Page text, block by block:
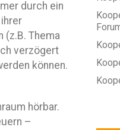
durch ein
(z.B. Thema
verzögert
können.
hörbar.
–